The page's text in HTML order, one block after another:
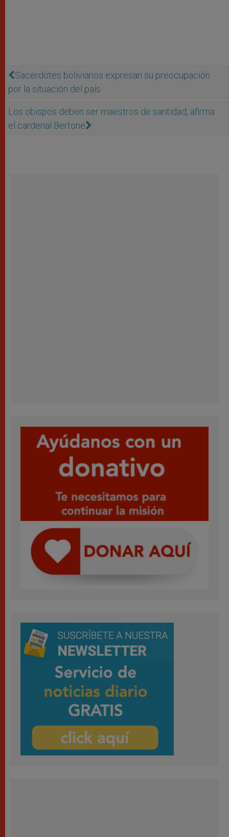
Sacerdotes bolivianos expresan su preocupación
por la situación del país
Los obispos deben ser maestros de santidad, afirma
el cardenal Bertone